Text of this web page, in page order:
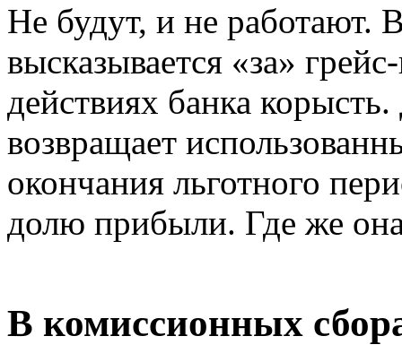
Не будут, и не работают.
высказывается «за»
действиях банка
возвращает
окончания льготного
долю прибыли. Где же
В комиссионных